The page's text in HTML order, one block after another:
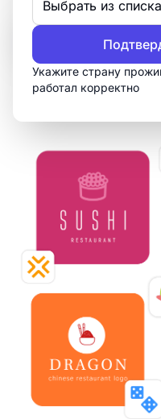
Выбрать из списка
Укажите страну
работал корректно
Создать